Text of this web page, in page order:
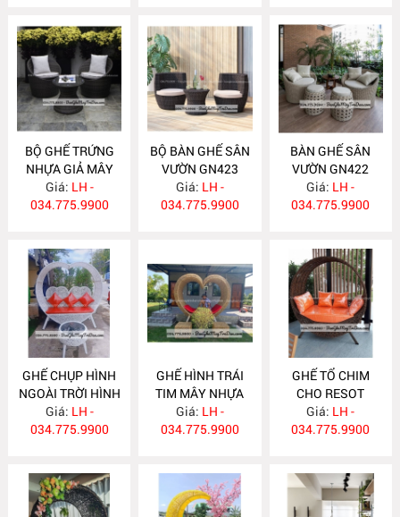
BỘ GHẾ TRỨNG
NHỰA GIẢ MÂY
GN424
Giá: LH -
034.775.9900
BỘ BÀN GHẾ SÂN
VƯỜN GN423
Giá: LH -
034.775.9900
BÀN GHẾ SÂN
VƯỜN GN422
Giá: LH -
034.775.9900
GHẾ CHỤP HÌNH
NGOÀI TRỜI HÌNH
TRÁI TIM GN421
Giá: LH -
034.775.9900
GHẾ HÌNH TRÁI
TIM MÂY NHỰA
GN420
Giá: LH -
034.775.9900
GHẾ TỔ CHIM
CHO RESOT
GN419
Giá: LH -
034.775.9900